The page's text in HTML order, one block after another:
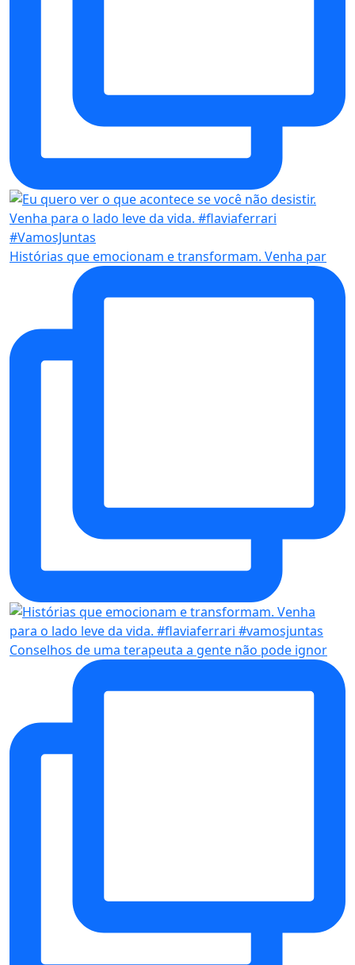
Histórias que emocionam e transformam. Venha par
Conselhos de uma terapeuta a gente não pode ignor